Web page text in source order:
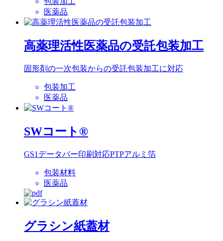
医薬品
高薬理活性医薬品の受託包装加工
固形剤の一次包装からの受託包装加工に対応
包装加工
医薬品
SWコート®
GS1データバー印刷対応PTPアルミ箔
包装材料
医薬品
グラシン紙蓋材